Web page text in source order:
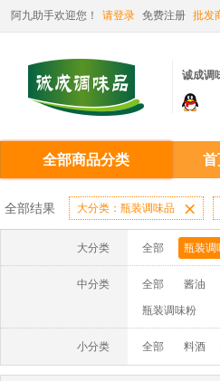
阿九助手欢迎您！ 请登录 免费注册 批发
诚成调
全部商品分类 首
全部结果 大分类：瓶装调味品 
大分类 全部 瓶装调
中分类 全部 酱油
瓶装调味粉
小分类 全部 料酒